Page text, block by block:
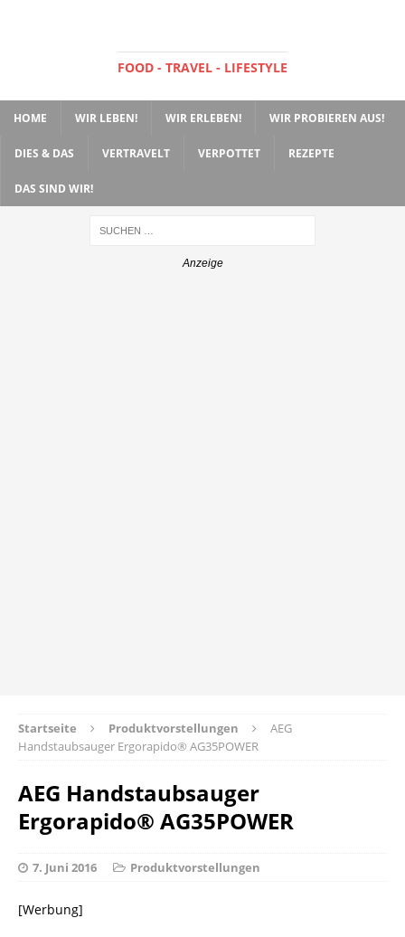
FOOD - TRAVEL - LIFESTYLE
HOME WIR LEBEN! WIR ERLEBEN! WIR PROBIEREN AUS!
DIES & DAS VERTRAVELT VERPOTTET REZEPTE
DAS SIND WIR!
Startseite Produktvorstellungen
AEG
Handstaubsauger Ergorapido® AG35POWER
AEG Handstaubsauger
Ergorapido® AG35POWER
7. Juni 2016 Produktvorstellungen
[Werbung]